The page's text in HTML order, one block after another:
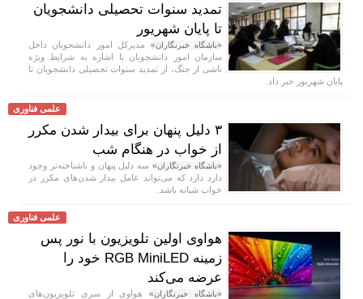
تمدید سنوات تحصیلی دانشجویان
تا پایان شهریور
«باشگاه خبرنگاران» مدیرکل امور دانشجویان داخل
سازمان امور دانشجویان با اشاره به شرایط ویژه
ناشی از جنگ، از تمدید سنوات تحصیلی دانشجویان تا
پایان شهریور خبر داد.
علمی فناوری
۳ دلیل پنهان برای بیدار شدن مکرر
از خواب در هنگام شب
«باشگاه خبرنگاران»سه دلیل پنهان و ناشناخته‌تر وجود
دارد دارد که می‌تواند عامل بیدار شدن‌های مکرر در
خواب شبانه باشد.
علمی فناوری
هواوی اولین تلویزیون با نور پس
زمینه RGB MiniLED خود را
عرضه می‌کند
«باشگاه خبرنگاران»هواوی از سری تلویزیون‌های